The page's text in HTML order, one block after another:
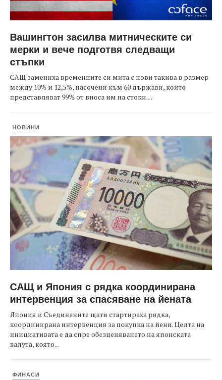
Вашингтон засилва митническите си
мерки и вече подготвя следващи
стъпки
САЩ замениха временните си мита с нови такива в размер
между 10% и 12,5%, насочени към 60 държави, които
представляват 99% от вноса им на стоки....
НОВИНИ
САЩ и Япония с рядка координирана
интервенция за спасяване на йената
Япония и Съединените щати стартираха рядка,
координирана интервенция за покупка на йени. Целта на
инициативата е да спре обезценяването на японската
валута, която...
ФИНАСИ